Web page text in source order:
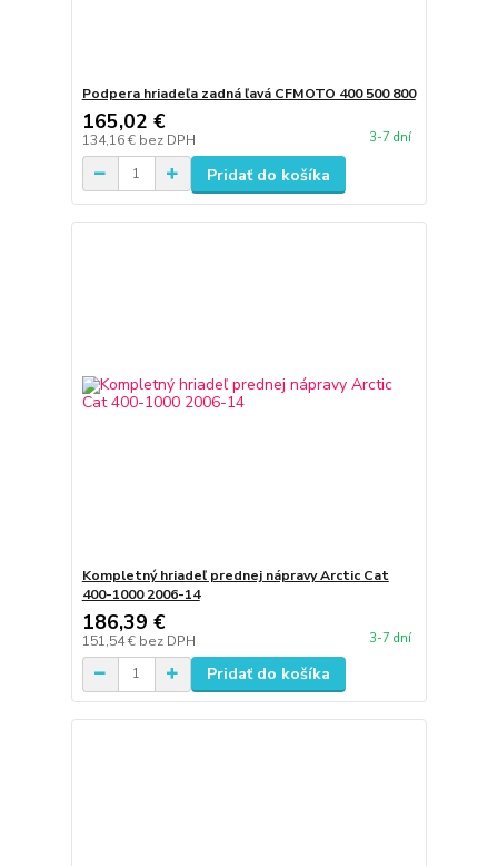
Podpera hriadeľa zadná ľavá CFMOTO 400 500 800
165,02 €
134,16 € bez DPH 3-7 dní
Pridať do košíka
Kompletný hriadeľ prednej nápravy Arctic Cat
400-1000 2006-14
186,39 €
151,54 € bez DPH 3-7 dní
Pridať do košíka